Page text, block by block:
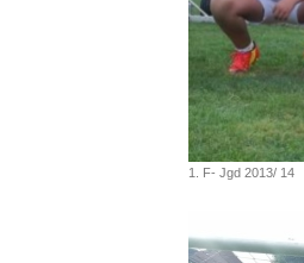
1. F- Jgd 2013/ 14